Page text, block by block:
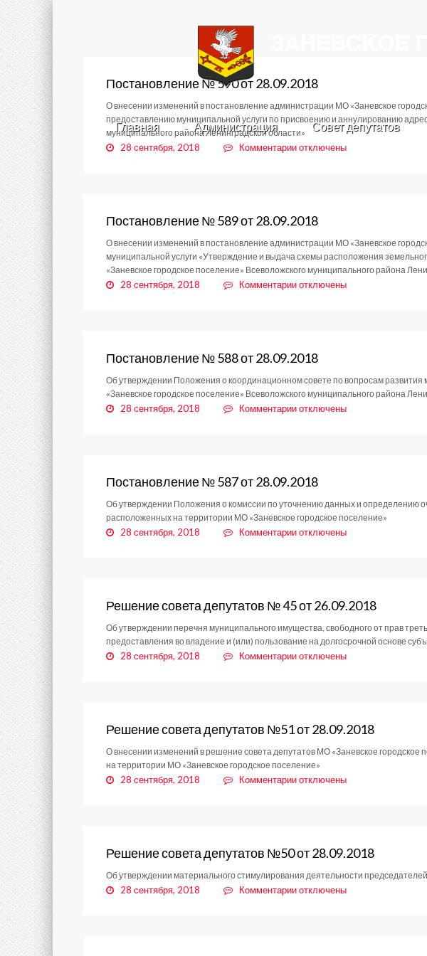
Главная Администрация Совет депутатов
Постановление № 590 от 28.09.2018
О внесении изменений в постановление администрации МО «Заневское
предоставлению муниципальной услуги по присвоению и аннулированию
муниципального района Ленинградской области»
28 сентября, 2018 Комментариик
от
отключены
Постановление № 589 от 28.09.2018
О внесении изменений в постановление администрации МО «Заневское
муниципальной услуги «Утверждение и выдача схемы расположения
«Заневское городское поселение» Всеволожского муниципального района
28 сентября, 2018 Комментариик
от
отключены
Постановление № 588 от 28.09.2018
Об утверждении Положения о координационном совете по вопросам
«Заневское городское поселение» Всеволожского муниципального района
28 сентября, 2018 Комментариик
от
отключены
Постановление № 587 от 28.09.2018
Об утверждении Положения о комиссии по уточнению данных и определению
расположенных на территории МО «Заневское городское поселение»
28 сентября, 2018 Комментариик
от
отключены
Решение совета депутатов № 45 от 26.09.2018
Об утверждении перечня муниципального имущества, свободного от прав
предоставления во владение и (или) пользование на долгосрочной основе
28 сентября, 2018 Комментариик
№
от
26.09.2018
отключены
Решение совета депутатов №51 от 28.09.2018
О внесении изменений в решение совета депутатов МО «Заневское
на территории МО «Заневское городское поселение»
28 сентября, 2018 Комментариик
№51
28.09.2018
отключены
Решение совета депутатов №50 от 28.09.2018
Об утверждении материального стимулирования деятельности
28 сентября, 2018 Комментариикотключены